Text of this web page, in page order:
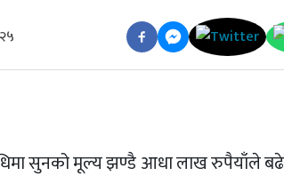
सुनको मूल्य झण्डै आधा लाख रुपैयाँले